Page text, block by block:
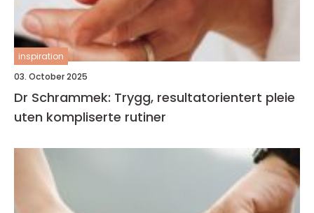
inspiration
03. October 2025
Dr Schrammek: Trygg, resultatorientert pleie
uten kompliserte rutiner